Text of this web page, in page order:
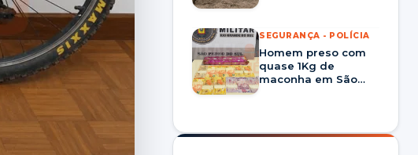
em Rosário do Sul
SEGURANÇA - POLÍCIA
Homem preso com
quase 1Kg de
maconha em São
prisão